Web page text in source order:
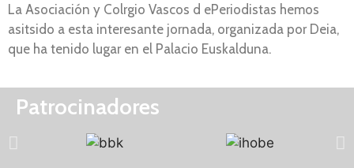
La Asociación y Colrgio Vascos d ePeriodistas hemos
asitsido a esta interesante jornada, organizada por Deia,
que ha tenido lugar en el Palacio Euskalduna.
Patrocinadores